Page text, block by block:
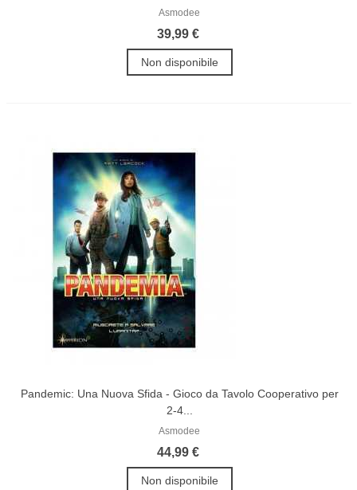
Asmodee
39,99 €
Non disponibile
Pandemic: Una Nuova Sfida - Gioco da Tavolo Cooperativo per
2-4...
Asmodee
44,99 €
Non disponibile